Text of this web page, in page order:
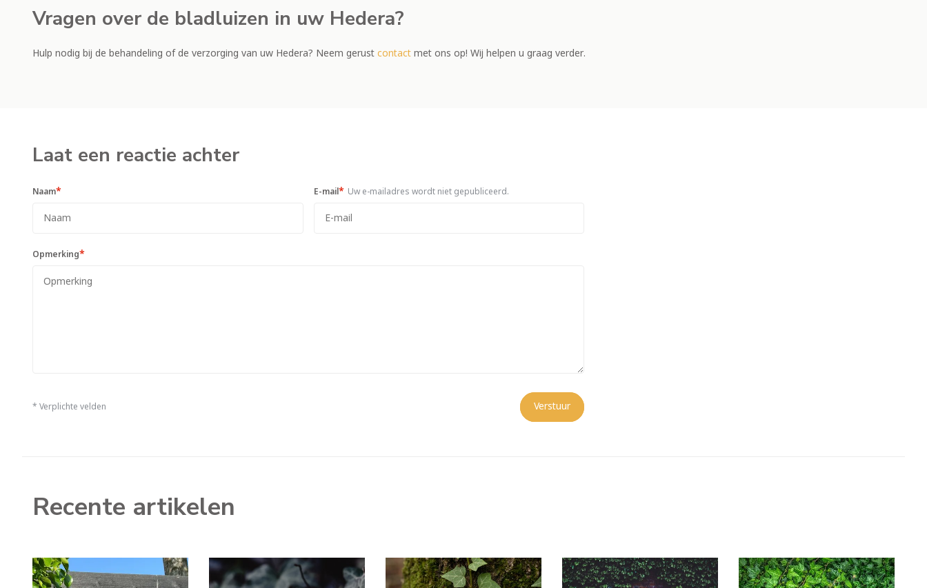
Vragen over de bladluizen in uw Hedera?
Hulp nodig bij de behandeling of de verzorging van uw Hedera? Neem gerust contact met ons op! Wij helpen u graag verder.
Laat een reactie achter
Naam* E-mail* Uw e-mailadres wordt niet gepubliceerd.
Opmerking*
* Verplichte velden Verstuur
Recente artikelen